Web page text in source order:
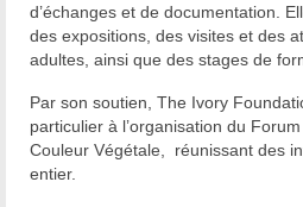
d’échanges et de documentation.
des expositions, des visites et des
adultes, ainsi que des stages de
Par son soutien, The Ivory
particulier à l’organisation du
Couleur Végétale, réunissant des
entier.